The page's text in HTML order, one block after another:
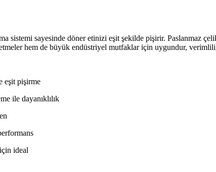
sistemi sayesinde döner etinizi eşit şekilde pişirir. Paslanmaz
hem de büyük endüstriyel mutfaklar için uygundur,
eşit pişirme
ile dayanıklılık
ideal